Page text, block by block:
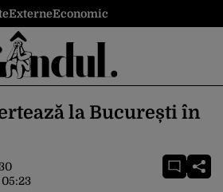
ExterneEconomic
la București în
05:23